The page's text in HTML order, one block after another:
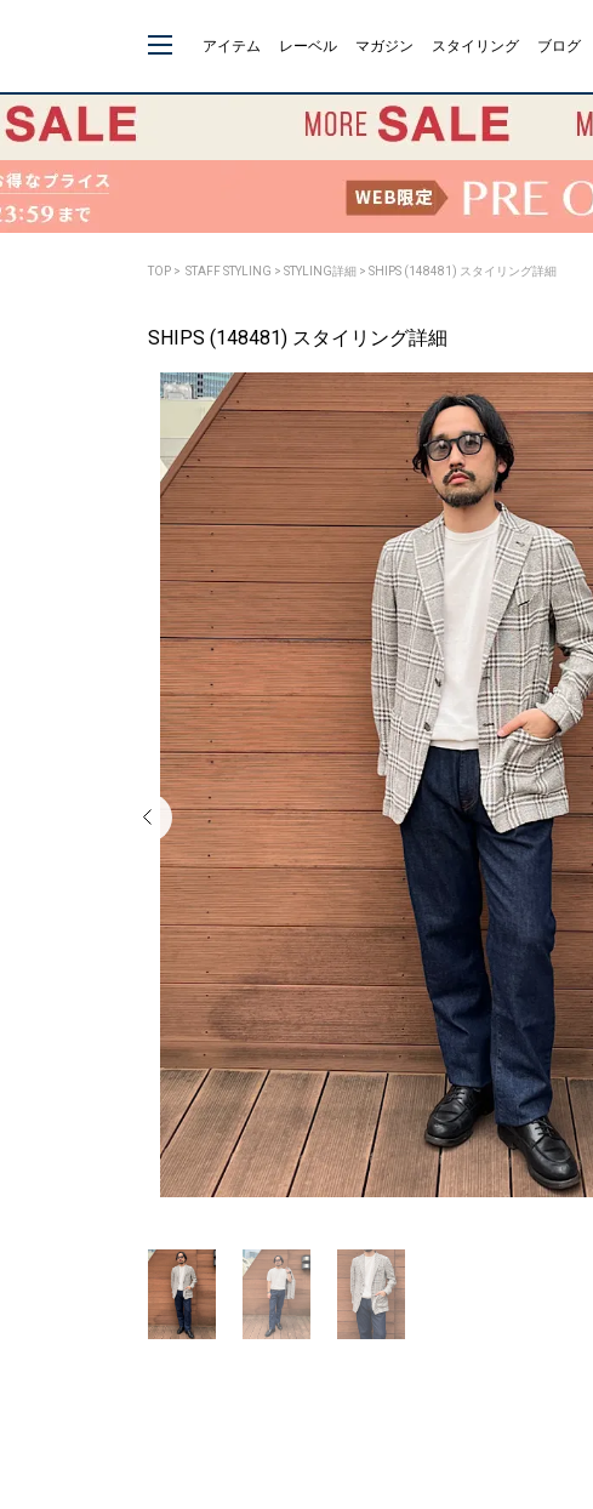
アイテム レーベル マガジン スタイリング ブログ
TOP > STAFF STYLING > STYLING詳細 > SHIPS (148481) スタイリング詳細
SHIPS (148481) スタイリング詳細